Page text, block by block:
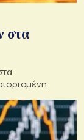
στα